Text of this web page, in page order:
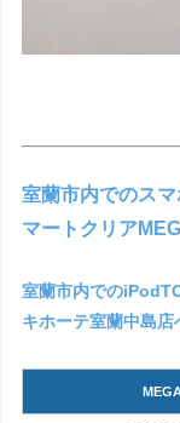
室蘭市内でのス
マートクリア
室蘭市内での
キホーテ室蘭中島店